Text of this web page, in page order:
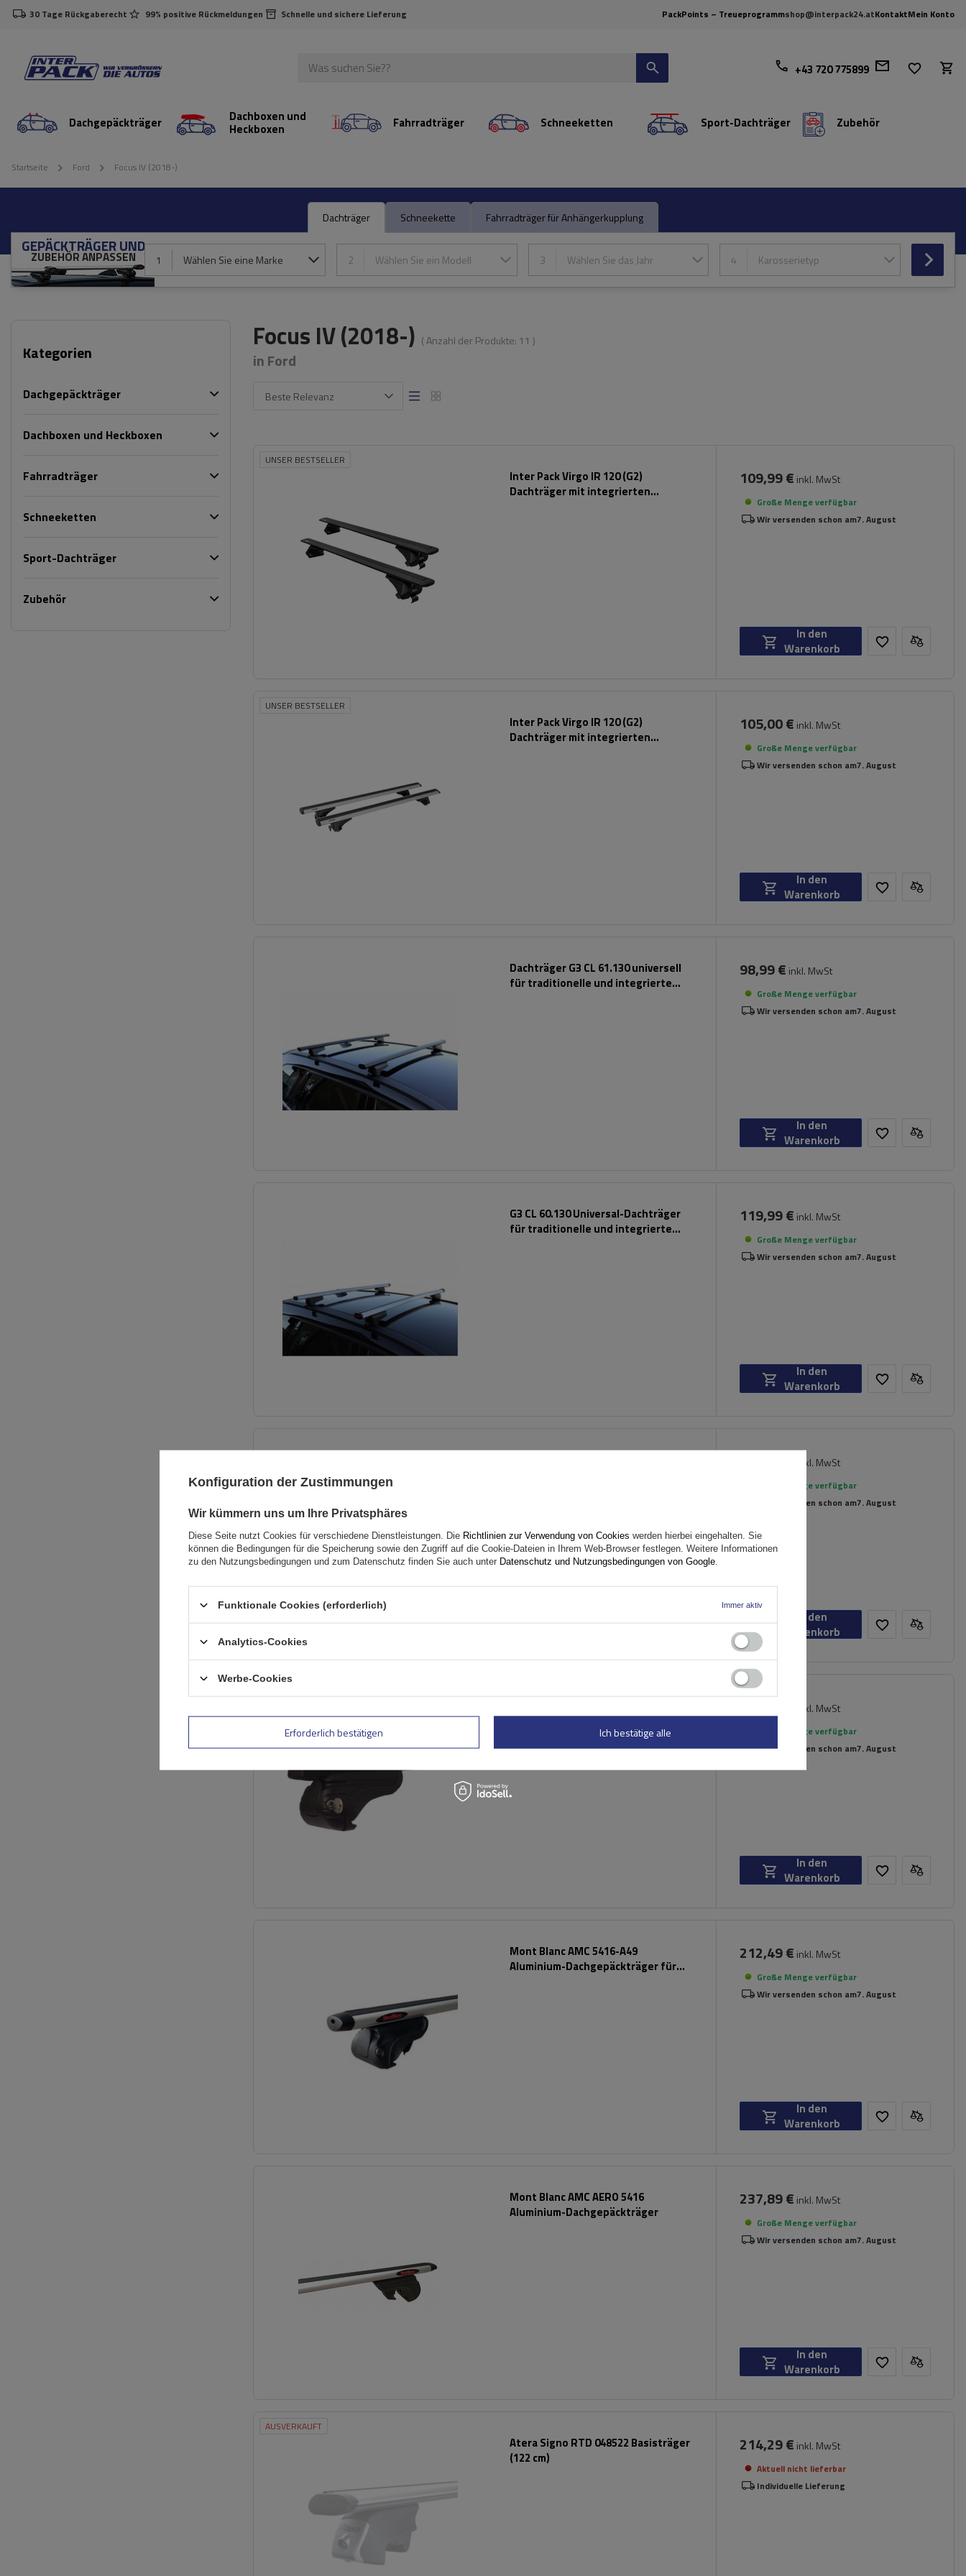
30 Tage Rückgaberecht 99% positive Rückmeldungen Schnelle und sichere Lieferung PackPoints – Treueprogrammshop@interpack24.atKontaktMein Konto
+43 720 775899
Dachgepäckträger Dachboxen und
Heckboxen Fahrradträger Schneeketten Sport-Dachträger Zubehör
Startseite Ford Focus IV (2018-)
Dachträger Schneekette Fahrradträger für Anhängerkupplung
GEPÄCKTRÄGER UND
ZUBEHÖR ANPASSEN 1 Wählen Sie eine Marke 2 Wählen Sie ein Modell 3 Wählen Sie das Jahr 4 Karosserietyp
Kategorien
Dachgepäckträger
Dachboxen und Heckboxen
Fahrradträger
Schneeketten
Sport-Dachträger
Zubehör
Focus IV (2018-) ( Anzahl der Produkte: 11 )
in Ford
Beste Relevanz
UNSER BESTSELLER
Inter Pack Virgo IR 120 (G2)
Dachträger mit integrierten
109,99 € inkl. MwSt
Große Menge verfügbar
Wir versenden schon am7. August
In den
Warenkorb
UNSER BESTSELLER
Inter Pack Virgo IR 120 (G2)
Dachträger mit integrierten
105,00 € inkl. MwSt
Große Menge verfügbar
Wir versenden schon am7. August
In den
Warenkorb
Dachträger G3 CL 61.130 universell
für traditionelle und integrierte
98,99 € inkl. MwSt
Große Menge verfügbar
Wir versenden schon am7. August
In den
Warenkorb
G3 CL 60.130 Universal-Dachträger
für traditionelle und integrierte
119,99 € inkl. MwSt
Große Menge verfügbar
Wir versenden schon am7. August
In den
Warenkorb
inkl. MwSt
Große Menge verfügbar
Wir versenden schon am7. August
In den
Warenkorb
Stahldachträger
inkl. MwSt
Große Menge verfügbar
Wir versenden schon am7. August
In den
Warenkorb
Mont Blanc AMC 5416-A49
Aluminium-Dachgepäckträger für
212,49 € inkl. MwSt
Große Menge verfügbar
Wir versenden schon am7. August
In den
Warenkorb
Mont Blanc AMC AERO 5416
Aluminium-Dachgepäckträger
237,89 € inkl. MwSt
Große Menge verfügbar
Wir versenden schon am7. August
In den
Warenkorb
AUSVERKAUFT
Atera Signo RTD 048522 Basisträger
(122 cm)
214,29 € inkl. MwSt
Aktuell nicht lieferbar
Individuelle Lieferung
Konfiguration der Zustimmungen
Wir kümmern uns um Ihre Privatsphäres
Diese Seite nutzt Cookies für verschiedene Dienstleistungen. Die Richtlinien zur Verwendung von Cookies werden hierbei eingehalten. Sie
können die Bedingungen für die Speicherung sowie den Zugriff auf die Cookie-Dateien in Ihrem Web-Browser festlegen. Weitere Informationen
zu den Nutzungsbedingungen und zum Datenschutz finden Sie auch unter Datenschutz und Nutzungsbedingungen von Google
Funktionale Cookies (erforderlich) Immer aktiv
Analytics-Cookies
Werbe-Cookies
Erforderlich bestätigen Ich bestätige alle